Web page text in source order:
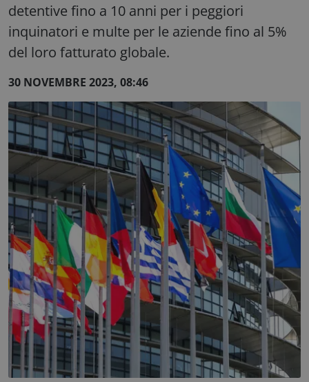
detentive fino a 10 anni per i peggiori
inquinatori e multe per le aziende fino al 5%
del loro fatturato globale.
30 NOVEMBRE 2023, 08:46